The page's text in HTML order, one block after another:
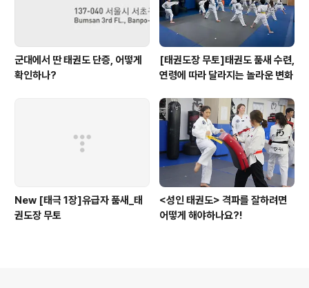
군대에서 딴 태권도 단증, 어떻게
확인하나?
[태권도장 무토]태권도 품새 수련,
연령에 따라 달라지는 놀라운 변화
New [태극 1장]유급자 품새_태
권도장 무토
<성인 태권도> 격파를 잘하려면
어떻게 해야하나요?!